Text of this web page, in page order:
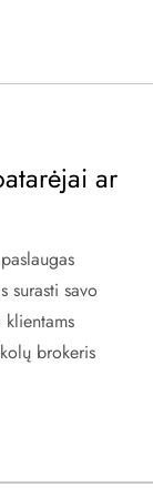
ar
surasti savo
brokeris